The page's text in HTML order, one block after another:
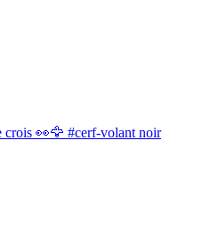
crois 👀🦅 #cerf-volant noir